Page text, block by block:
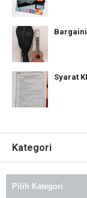
Syarat
Kategori